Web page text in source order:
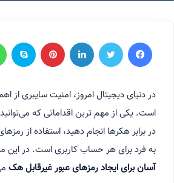
فیسبوک توییتر لینکداین پینتریست اسکایپ
در دنیای دیجیتال امروز، امنیت سایبری از
است. یکی از مهم ترین اقداماتی که
در برابر هکرها انجام دهید، استفاده از
به فرد برای هر حساب کاربری است. در این
آسان برای ایجاد رمزهای عبور غیرقابل هک